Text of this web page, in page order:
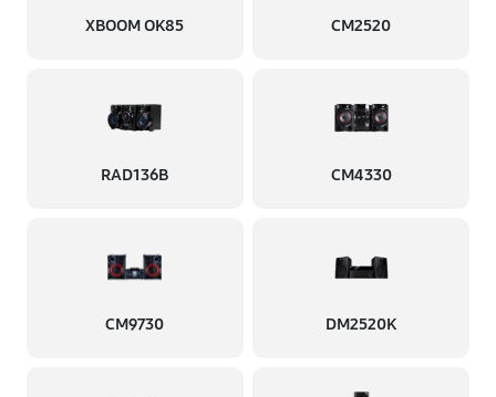
XBOOM OK85 CM2520
RAD136B CM4330
CM9730 DM2520K